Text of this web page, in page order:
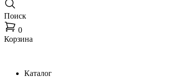
Поиск
0
Корзина
Каталог